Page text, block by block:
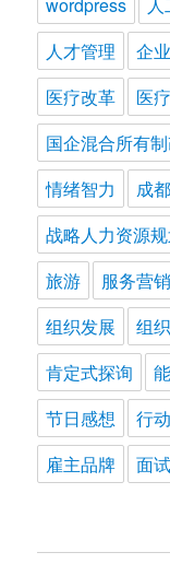
wordpress
人才管理
企
医疗改革
医
国企混合所有
情绪智力
成都
战略人力资源
旅游
服务营销
组织发展
组
肯定式探询
节日感想
行
雇主品牌
面